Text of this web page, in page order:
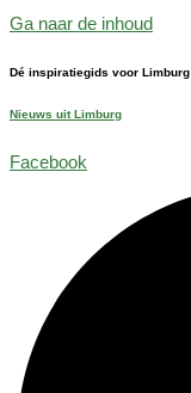
Ga naar de inhoud
Dé inspiratiegids voor Limburg
Nieuws uit Limburg
Facebook